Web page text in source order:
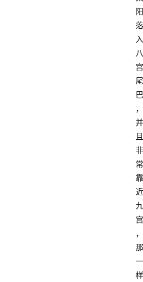
阳
落
入
八
宫
尾
巴
，
并
且
非
常
靠
近
九
宫
，
那
一
样